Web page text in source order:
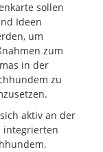
sollen
Ideen
um
zum
in der
zu
aktiv an der
integrierten